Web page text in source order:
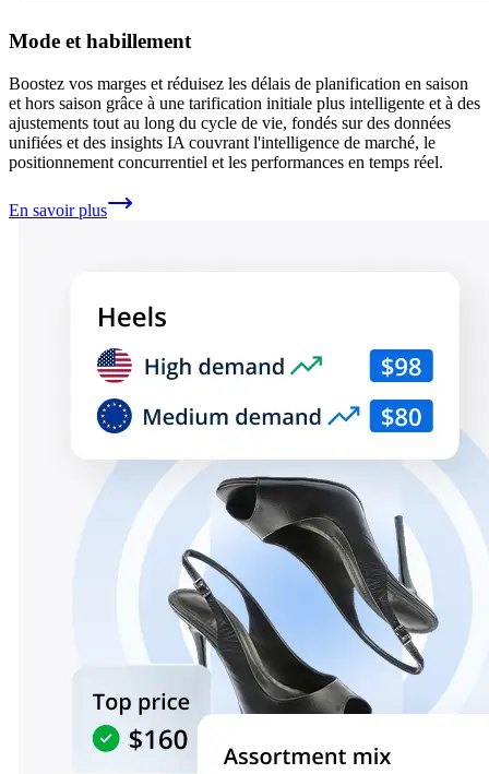
Mode et habillement
Boostez vos marges et réduisez les délais de planification en saison
et hors saison grâce à une tarification initiale plus intelligente et à des
ajustements tout au long du cycle de vie, fondés sur des données
unifiées et des insights IA couvrant l'intelligence de marché, le
positionnement concurrentiel et les performances en temps réel.
En savoir plus